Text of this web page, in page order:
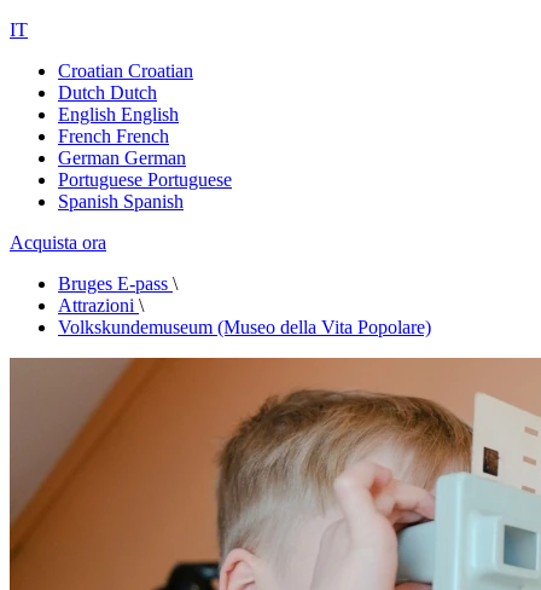
IT
Croatian Croatian
Dutch Dutch
English English
French French
German German
Portuguese Portuguese
Spanish Spanish
Acquista ora
Bruges E-pass \
Attrazioni \
Volkskundemuseum (Museo della Vita Popolare)